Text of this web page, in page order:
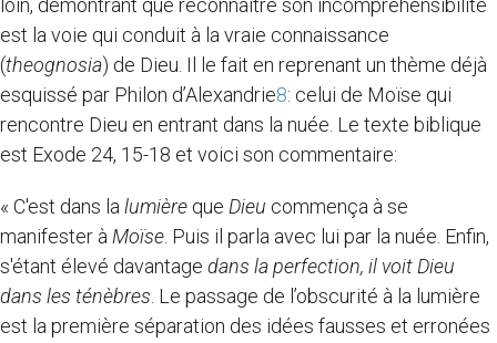
loin, démontrant que reconnaitre son incompréhensibilité
est la voie qui conduit à la vraie connaissance
(theognosia) de Dieu. Il le fait en reprenant un thème déjà
esquissé par Philon d’Alexandrie8: celui de Moïse qui
rencontre Dieu en entrant dans la nuée. Le texte biblique
est Exode 24, 15-18 et voici son commentaire:
« C'est dans la lumière que Dieu commença à se
manifester à Moïse . Puis il parla avec lui par la nuée. Enfin,
s'étant élevé davantage dans la perfection, il voit Dieu
dans les ténèbres . Le passage de l’obscurité à la lumière
est la première séparation des idées fausses et erronées